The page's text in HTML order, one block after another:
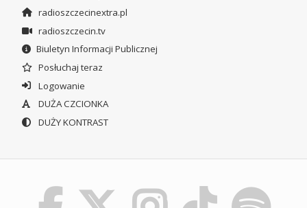
radioszczecinextra.pl
radioszczecin.tv
Biuletyn Informacji Publicznej
Posłuchaj teraz
Logowanie
DUŻA CZCIONKA
DUŻY KONTRAST